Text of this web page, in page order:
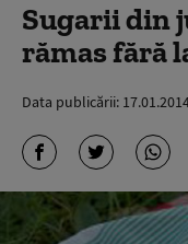
Sugarii din
rămas fără
Data publicării: